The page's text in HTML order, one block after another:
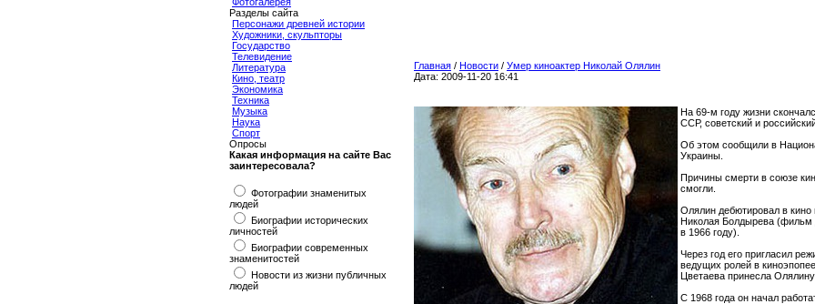
Разделы сайта
Персонажи древней истории
Художники, скульпторы
Государство
Телевидение
Литература
Кино, театр
Экономика
Техника
Музыка
Наука
Спорт
Опросы
Какая информация на сайте Вас
заинтересовала?
Фотографии знаменитых
людей
Биографии исторических
личностей
Биографии современных
знаменитостей
Новости из жизни публичных
людей
Главная / Новости / Умер киноактер Николай Олялин
Дата: 2009-11-20 16:41
На 69-м году жизни
ССР, советский и
Об этом сообщили в
Украины.
Причины смерти в союзе
смогли.
Олялин дебютировал в кино
Николая Болдырева
в 1966 году).
Через год его пригласил
ведущих ролей в
Цветаева принесла
С 1968 года он начал